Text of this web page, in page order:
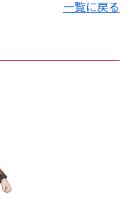
一覧に戻る